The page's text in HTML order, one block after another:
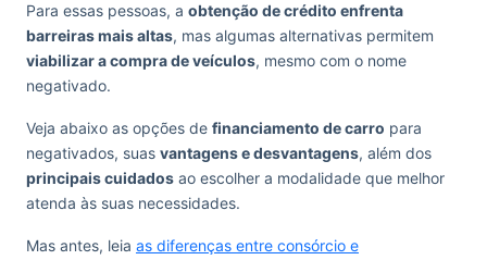
Para essas pessoas, a obtenção de crédito enfrenta
barreiras mais altas, mas algumas alternativas permitem
viabilizar a compra de veículos, mesmo com o nome
negativado.
Veja abaixo as opções de financiamento de carro para
negativados, suas vantagens e desvantagens, além dos
principais cuidados ao escolher a modalidade que melhor
atenda às suas necessidades.
Mas antes, leia as diferenças entre consórcio e